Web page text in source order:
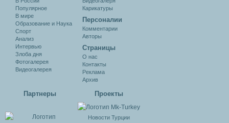
Популярное
В мире
Образование и Наука
Спорт
Анализ
Интервью
Злоба дня
Фотогалерея
Видеогалерея
Карикатуры
Персоналии
Комментарии
Авторы
Cтраницы
О нас
Контакты
Реклама
Архив
Партнеры Проекты
Новости Турции